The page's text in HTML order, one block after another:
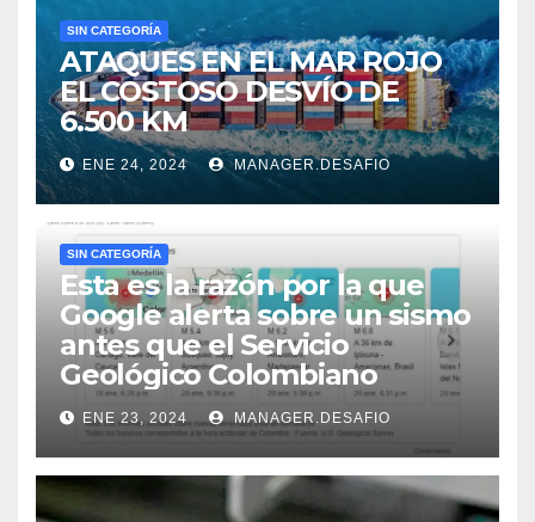
SIN CATEGORÍA
ATAQUES EN EL MAR ROJO
EL COSTOSO DESVÍO DE
6.500 KM
ENE 24, 2024 MANAGER.DESAFIO
SIN CATEGORÍA
Esta es la razón por la que
Google alerta sobre un sismo
antes que el Servicio
Geológico Colombiano
ENE 23, 2024 MANAGER.DESAFIO